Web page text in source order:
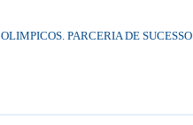
PARCERIA DE SUCESSO